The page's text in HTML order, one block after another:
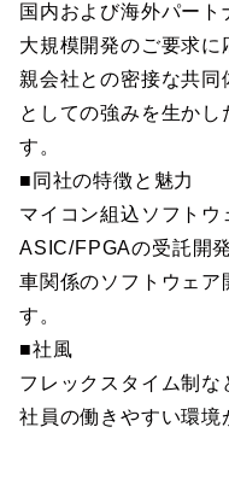
国内および海外パート
大規模開発のご要求に
親会社との密接な共
としての強みを生かし
す。
■同社の特徴と魅力
マイコン組込ソフトウ
ASIC/FPGAの受託開
車関係のソフトウェア
す。
■社風
フレックスタイム制な
社員の働きやすい環境